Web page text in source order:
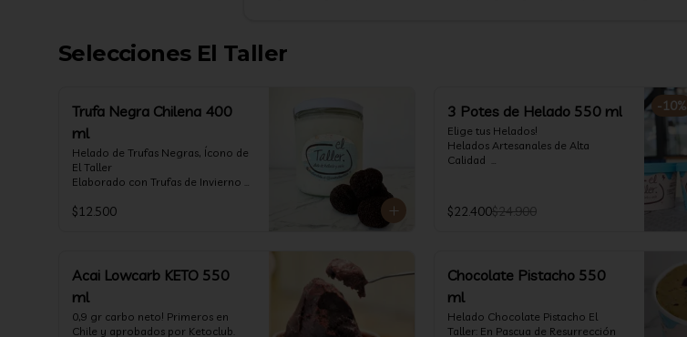
Selecciones El Taller
Trufa Negra Chilena 400
ml
Helado de Trufas Negras, Ícono de
El Taller
Elaborado con Trufas de Invierno
de los reconocidos Truferos Grau ,
Formato 400 ml
La temporada de trufas es muy
corta y esta Edición es muy
Limitada, aproveche ya de vivir
$12.500
-10%
3 Potes de Helado 550 ml
Elige tus Helados!
Helados Artesanales de Alta
Calidad
Gluten, Low Carb y especiales para
Diabéticos!
$22.400$24.900
Acai Lowcarb KETO 550
ml
0,9 gr carbo neto! Primeros en
Chile y aprobados por Ketoclub.
Chocolate Pistacho 550
ml
Helado Chocolate Pistacho El
Taller: En Pascua de Resurrección